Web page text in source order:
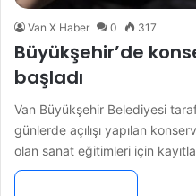
Van X Haber 0 317
Büyükşehir’de
başladı
Van Büyükşehir Belediyesi
günlerde açılışı yapılan
olan sanat eğitimleri için